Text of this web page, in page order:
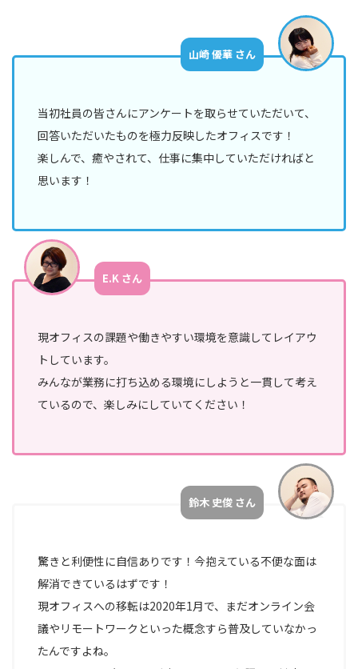
山崎 優華 さん
当初社員の皆さんにアンケートを取らせていただいて、
回答いただいたものを極力反映したオフィスです！
楽しんで、癒やされて、仕事に集中していただければと
思います！
E.K さん
現オフィスの課題や働きやすい環境を意識してレイアウ
トしています。
みんなが業務に打ち込める環境にしようと一貫して考え
ているので、楽しみにしていてください！
鈴木 史俊 さん
驚きと利便性に自信ありです！今抱えている不便な面は
解消できているはずです！
現オフィスへの移転は2020年1月で、まだオンライン会
議やリモートワークといった概念すら普及していなかっ
たんですよね。